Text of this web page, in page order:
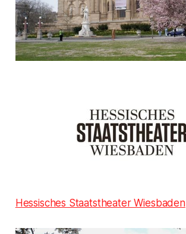
Hessisches Staatstheater Wiesbaden